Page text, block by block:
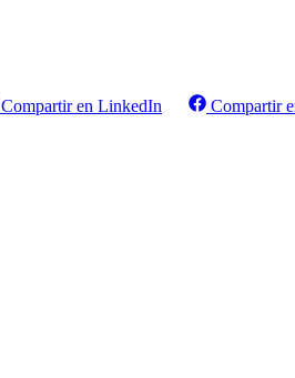
Compartir en LinkedIn
Compartir